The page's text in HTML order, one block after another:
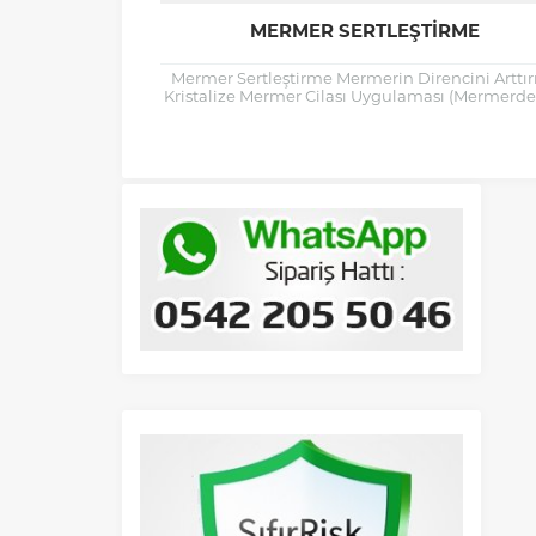
MERMER SERTLEŞTIRME
Mermer Sertleştirme Mermerin Direncini
Kristalize Mermer Cilası Uygulaması (Mermerde